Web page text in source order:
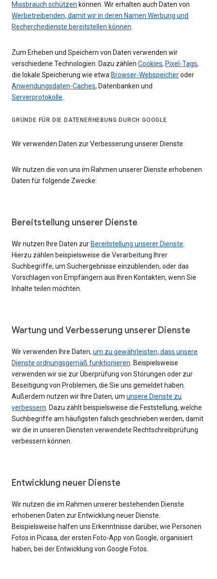
Missbrauch schützen können. Wir erhalten auch Daten von
Werbetreibenden, damit wir in deren Namen Werbung und
Recherchedienste bereitstellen können.
Zum Erheben und Speichern von Daten verwenden wir
verschiedene Technologien. Dazu zählen Cookies, Pixel-Tags,
die lokale Speicherung wie etwa Browser-Webspeicheroder
Anwendungsdaten-Caches, Datenbanken und
Serverprotokolle.
GRÜNDE FÜR DIE DATENERHEBUNG DURCH GOOGLE
Wir verwenden Daten zur Verbesserung unserer Dienste
Wir nutzen die von uns im Rahmen unserer Dienste erhobenen
Daten für folgende Zwecke:
Bereitstellung unserer Dienste
Wir nutzen Ihre Daten zur Bereitstellung unserer Dienste
Hierzu zählen beispielsweise die Verarbeitung Ihrer
Suchbegriffe, um Suchergebnisse einzublenden, oder das
Vorschlagen von Empfängern aus Ihren Kontakten, wenn Sie
Inhalte teilen möchten.
Wartung und Verbesserung unserer Dienste
Wir verwenden Ihre Daten, um zu gewährleisten, dass unsere
Dienste ordnungsgemäß funktionieren . Beispielsweise
verwenden wir sie zur Überprüfung von Störungen oder zur
Beseitigung von Problemen, die Sie uns gemeldet haben.
Außerdem nutzen wir Ihre Daten, um unsere Dienste zu
verbessern . Dazu zählt beispielsweise die Feststellung, welche
Suchbegriffe am häufigsten falsch geschrieben werden, damit
wir die in unseren Diensten verwendete Rechtschreibprüfung
verbessern können.
Entwicklung neuer Dienste
Wir nutzen die im Rahmen unserer bestehenden Dienste
erhobenen Daten zur Entwicklung neuer Dienste.
Beispielsweise halfen uns Erkenntnisse darüber, wie Personen
Fotos in Picasa, der ersten Foto-App von Google, organisiert
haben, bei der Entwicklung von Google Fotos.